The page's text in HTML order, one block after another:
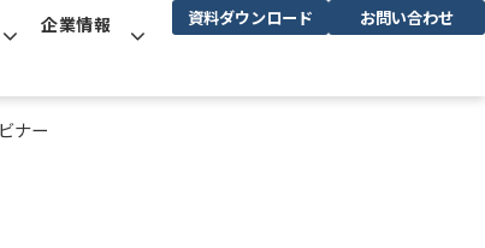
企業情報
資料ダウンロード お問い合わせ
ナー